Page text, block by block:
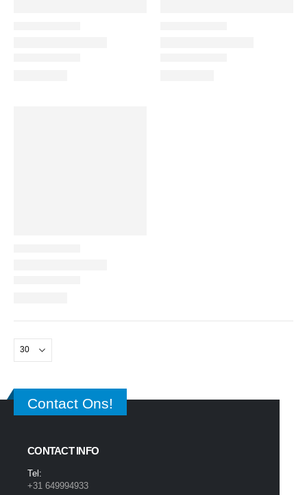
Contact Ons!
CONTACT INFO
Tel:
+31 649994933